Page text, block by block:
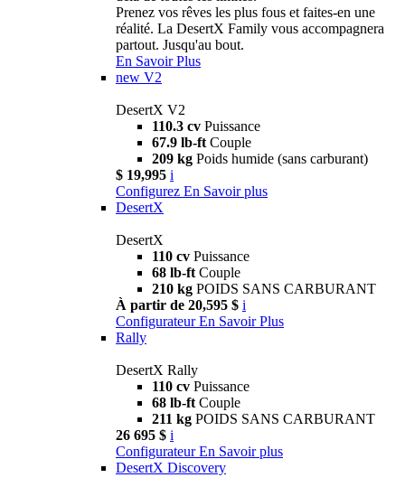
Prenez vos rêves les plus fous et faites-en une
réalité. La DesertX Family vous accompagnera
partout. Jusqu'au bout.
En Savoir Plus
new V2
DesertX V2
110.3 cv Puissance
67.9 lb-ft Couple
209 kg Poids humide (sans carburant)
$ 19,995 i
Configurez En Savoir plus
DesertX
DesertX
110 cv Puissance
68 lb-ft Couple
210 kg POIDS SANS CARBURANT
À partir de 20,595 $ i
Configurateur En Savoir Plus
Rally
DesertX Rally
110 cv Puissance
68 lb-ft Couple
211 kg POIDS SANS CARBURANT
26 695 $ i
Configurateur En Savoir plus
DesertX Discovery